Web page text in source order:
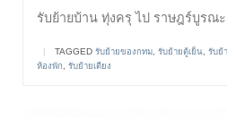
รับย้ายบ้าน ทุ่งครุ ไป ราษฎร์บูรณ
| TAGGED รับย้ายของกทม รับย้ายตู้เย็น รับย้
ห้องพัก
รับย้ายเตียง